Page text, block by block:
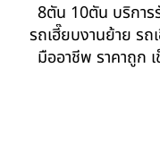
8ตัน 10ตัน บริกา
รถเฮี๊ยบงานย้าย รถ
มืออาชีพ ราคาถูก